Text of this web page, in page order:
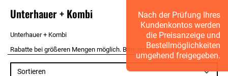
Unterhauer + Kombi
Unterhauer + Kombi
Rabatte bei größeren Mengen möglich. Bitte anfragen...
Sortieren
Nach der Prüfung Ihres
Kundenkontos werden
die Preisanzeige und
Bestellmöglichkeiten
umgehend freigegeben.